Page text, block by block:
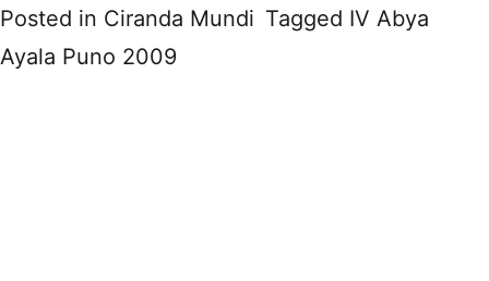
Posted in Ciranda Mundi Tagged IV Abya
Ayala Puno 2009